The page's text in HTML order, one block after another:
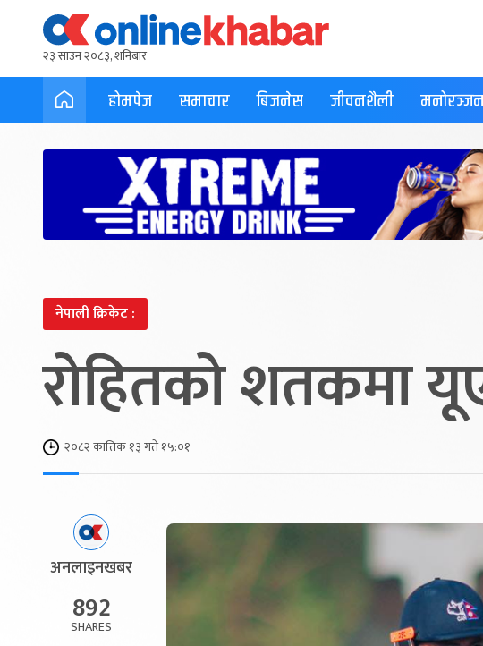
२३ साउन २०८३, शनिबार
होमपेज समाचार बिजनेस जीवनशैली
नेपाली क्रिकेट :
रोहितको शतकमा
२०८२ कात्तिक १३ गते १५:०१
अनलाइनखबर
892
SHARES